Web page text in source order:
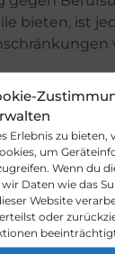
Erlebnis zu bieten,
um
Wenn du
Daten wie das
Website
oder
bieten, ist
oder nach
und